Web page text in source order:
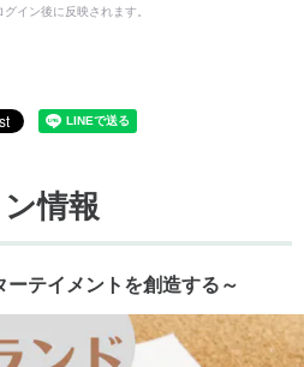
イン後に反映されます。
情報
テイメントを創造する～